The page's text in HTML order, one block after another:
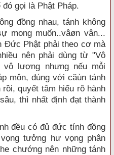
gọi là Phật Pháp.
đồng nhau, tánh không
mong muốn..vâøn vân...
Đức Phật phải theo cơ mà
nên phải dùng từ "Vô
lượng nhưng nếu mỗi
môn, đúng với căùn tánh
quyết tâm hiểu rõ hành
thì nhất định đạt thành
đều có đủ đức tính đồng
tưởng hư vọng phân
chướng nên những tánh